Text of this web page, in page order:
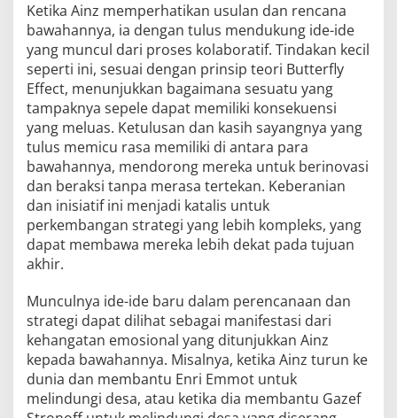
Ketika Ainz memperhatikan usulan dan rencana
bawahannya, ia dengan tulus mendukung ide-ide
yang muncul dari proses kolaboratif. Tindakan kecil
seperti ini, sesuai dengan prinsip teori Butterfly
Effect, menunjukkan bagaimana sesuatu yang
tampaknya sepele dapat memiliki konsekuensi
yang meluas. Ketulusan dan kasih sayangnya yang
tulus memicu rasa memiliki di antara para
bawahannya, mendorong mereka untuk berinovasi
dan beraksi tanpa merasa tertekan. Keberanian
dan inisiatif ini menjadi katalis untuk
perkembangan strategi yang lebih kompleks, yang
dapat membawa mereka lebih dekat pada tujuan
akhir.
Munculnya ide-ide baru dalam perencanaan dan
strategi dapat dilihat sebagai manifestasi dari
kehangatan emosional yang ditunjukkan Ainz
kepada bawahannya. Misalnya, ketika Ainz turun ke
dunia dan membantu Enri Emmot untuk
melindungi desa, atau ketika dia membantu Gazef